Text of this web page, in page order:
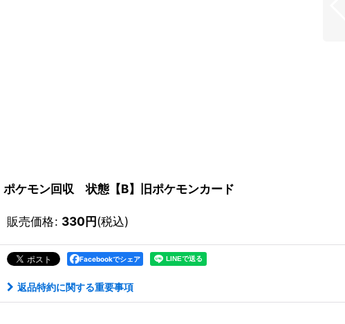
ポケモン回収 状態【B】旧ポケモンカード
販売価格: 330円(税込)
Facebookでシェア
返品特約に関する重要事項